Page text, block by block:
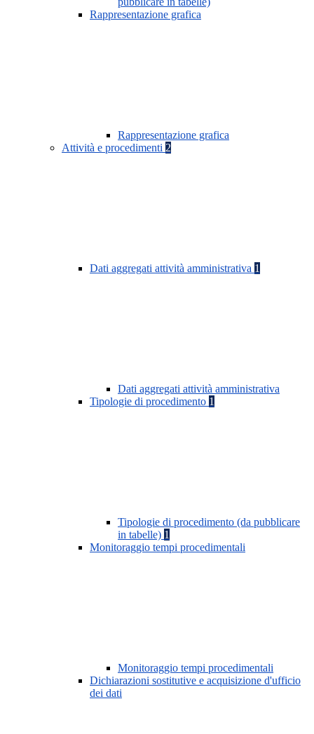
Rappresentazione grafica
Rappresentazione grafica
Attività e procedimenti 2
Dati aggregati attività amministrativa 1
Dati aggregati attività amministrativa
Tipologie di procedimento 1
Tipologie di procedimento (da pubblicare
in tabelle) 1
Monitoraggio tempi procedimentali
Monitoraggio tempi procedimentali
Dichiarazioni sostitutive e acquisizione d'ufficio
dei dati